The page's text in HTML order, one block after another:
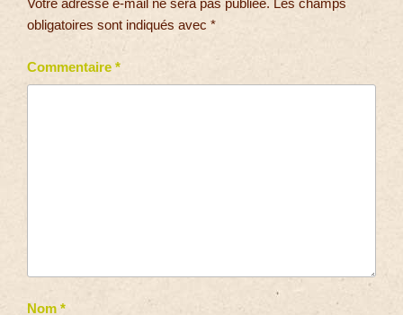
Votre adresse e-mail ne sera pas publiée. Les champs
obligatoires sont indiqués avec *
Commentaire *
Nom *